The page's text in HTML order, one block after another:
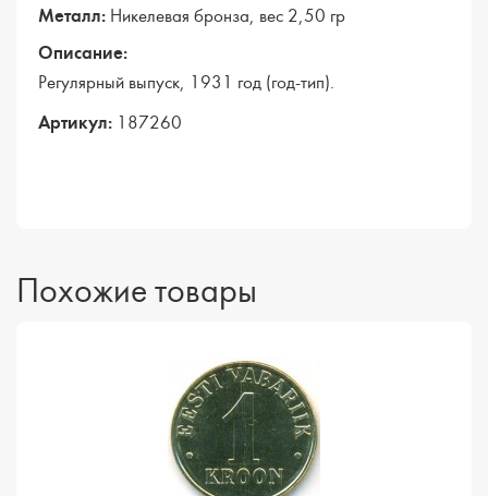
Металл: Никелевая бронза, вес 2,50 гр
Описание:
Регулярный выпуск, 1931 год (год-тип).
Артикул: 187260
Похожие товары